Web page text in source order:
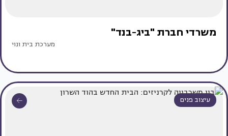
משרדי חברת "ביג-בנד"
מערכת בית ונוי
עיצוב פנים